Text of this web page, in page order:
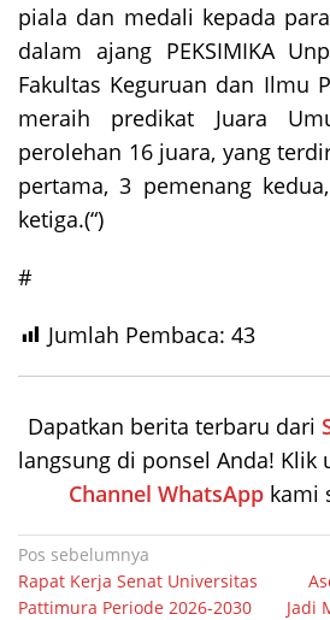
piala dan medali kepada
dalam ajang PEKSIMIKA
Fakultas Keguruan dan Ilmu
meraih predikat Juara
perolehan 16 juara, yang
pertama, 3 pemenang
ketiga.(“)
#
Jumlah Pembaca: 43
Dapatkan berita terbaru dari
langsung di ponsel Anda! Klik
Channel WhatsAppkami
Navigasi
pos
Pos sebelumnya
Rapat Kerja Senat Universitas
Pattimura Periode 2026-2030
Jadi